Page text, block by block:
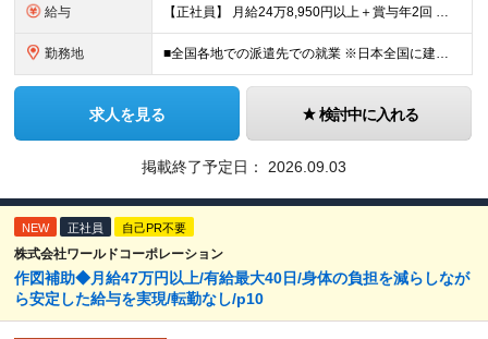
給与 【正社員】 月給24万8,950円以上＋賞与年2回 ※年齢・経験・スキル等を考慮の上、当社規定により決定します。 ※残業代、通勤交通費は別途全額支給しています。 【契約社員】 月給28万2,080円
勤務地 ■全国各地での派遣先での就業 ※日本全国に建設技術者のニーズがあります。U・Iターン希望の方も歓迎しておりますので、ご希望を気軽にお聞かせください。 ◆本社／東京都港区赤坂3-8-15 THE AK
求人を見る 検討中に入れる
掲載終了予定日： 2026.09.03
NEW 正社員 自己PR不要
株式会社ワールドコーポレーション
作図補助◆月給47万円以上/有給最大40日/身体の負担を減らしなが
ら安定した給与を実現/転勤なし/p10